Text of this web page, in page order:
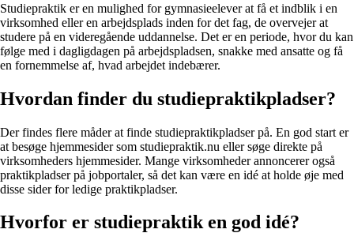
Studiepraktik er en mulighed for gymnasieelever at få et indblik i en
virksomhed eller en arbejdsplads inden for det fag, de overvejer at
studere på en videregående uddannelse. Det er en periode, hvor du kan
følge med i dagligdagen på arbejdspladsen, snakke med ansatte og få
en fornemmelse af, hvad arbejdet indebærer.
Hvordan finder du studiepraktikpladser?
Der findes flere måder at finde studiepraktikpladser på. En god start er
at besøge hjemmesider som studiepraktik.nu eller søge direkte på
virksomheders hjemmesider. Mange virksomheder annoncerer også
praktikpladser på jobportaler, så det kan være en idé at holde øje med
disse sider for ledige praktikpladser.
Hvorfor er studiepraktik en god idé?